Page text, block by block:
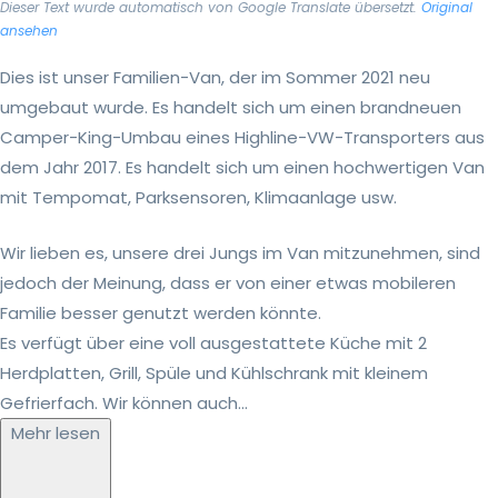
Dieser Text wurde automatisch von Google Translate übersetzt. Original
ansehen
Dies ist unser Familien-Van, der im Sommer 2021 neu
umgebaut wurde. Es handelt sich um einen brandneuen
Camper-King-Umbau eines Highline-VW-Transporters aus
dem Jahr 2017. Es handelt sich um einen hochwertigen Van
mit Tempomat, Parksensoren, Klimaanlage usw.
Wir lieben es, unsere drei Jungs im Van mitzunehmen, sind
jedoch der Meinung, dass er von einer etwas mobileren
Familie besser genutzt werden könnte.
Es verfügt über eine voll ausgestattete Küche mit 2
Herdplatten, Grill, Spüle und Kühlschrank mit kleinem
Gefrierfach. Wir können auch...
Mehr lesen